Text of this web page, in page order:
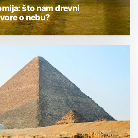
što nam drevni
o nebu?